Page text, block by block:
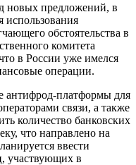
новых предложений, в
использования
обстоятельства в
комитета
в России уже имелся
операции.
антифрод-платформы для
связи, а также
количество банковских
что направлено на
ввести
участвующих в